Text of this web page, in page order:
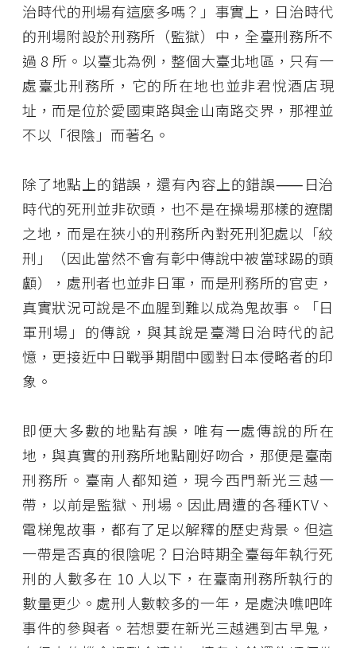
治時代的刑場有這麼多嗎？」事實上，日治時代
的刑場附設於刑務所（監獄）中，全臺刑務所不
過 8 所。以臺北為例，整個大臺北地區，只有一
處臺北刑務所，它的所在地也並非君悅酒店現
址，而是位於愛國東路與金山南路交界，那裡並
不以「很陰」而著名。
除了地點上的錯誤，還有內容上的錯誤⸺日治
時代的死刑並非砍頭，也不是在操場那樣的遼闊
之地，而是在狹小的刑務所內對死刑犯處以「絞
刑」（因此當然不會有彰中傳說中被當球踢的頭
顱），處刑者也並非日軍，而是刑務所的官吏，
真實狀況可說是不血腥到難以成為鬼故事。「日
軍刑場」的傳說，與其說是臺灣日治時代的記
憶，更接近中日戰爭期間中國對日本侵略者的印
象。
即便大多數的地點有誤，唯有一處傳說的所在
地，與真實的刑務所地點剛好吻合，那便是臺南
刑務所。臺南人都知道，現今西門新光三越一
帶，以前是監獄、刑場。因此周遭的各種KTV、
電梯鬼故事，都有了足以解釋的歷史背景。但這
一帶是否真的很陰呢？日治時期全臺每年執行死
刑的人數多在 10 人以下，在臺南刑務所執行的
數量更少。處刑人數較多的一年，是處決噍吧哖
事件的參與者。若想要在新光三越遇到古早鬼，